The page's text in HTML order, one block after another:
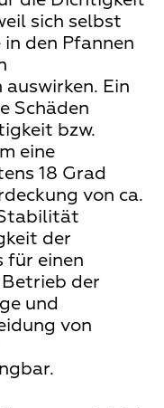
sich selbst
den Pfannen
Ein
Schäden
bzw.
eine
18 Grad
von ca.
der
für einen
der
und
von